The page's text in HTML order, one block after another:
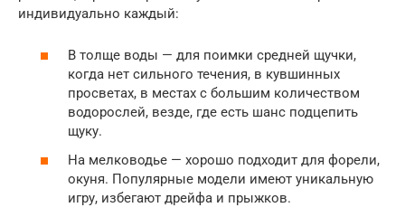
индивидуально каждый:
В толще воды — для поимки средней щучки,
когда нет сильного течения, в кувшинных
просветах, в местах с большим количеством
водорослей, везде, где есть шанс подцепить
щуку.
На мелководье — хорошо подходит для форели,
окуня. Популярные модели имеют уникальную
игру, избегают дрейфа и прыжков.